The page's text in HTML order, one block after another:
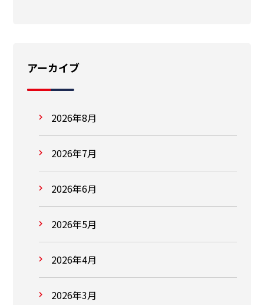
アーカイブ
2026年8月
2026年7月
2026年6月
2026年5月
2026年4月
2026年3月